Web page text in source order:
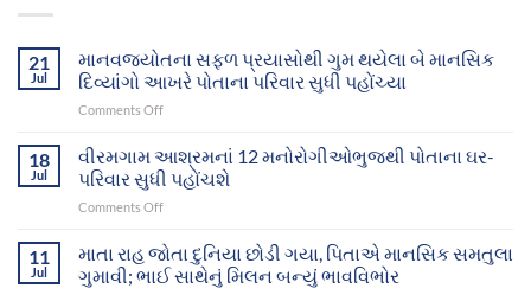
21
Jul
માનવજ્યોતના સફળ પ્રયાસોથી ગુમ થયેલા બે માનસિક
દિવ્યાંગો આખરે પોતાના પરિવાર સુધી પહોંચ્યા
Comments Offon
સફળ
પ્રયાસોથી
ગુમ
થયેલા
માનસિક
દિવ્યાંગો
18
Jul
વીરમગામ આશ્રમનાં 12 મનોરોગીઓભુજથી પોતાના ઘર-
પરિવાર સુધી પહોંચશે
Comments Offon
આશ્રમનાં
12
મનોરોગીઓભુજથી
11
Jul
માતા રાહ જોતા દુનિયા છોડી ગયા, પિતાએ માનસિક સમતુલા
ગુમાવી; ભાઈ સાથેનું મિલન બન્યું ભાવવિભોર